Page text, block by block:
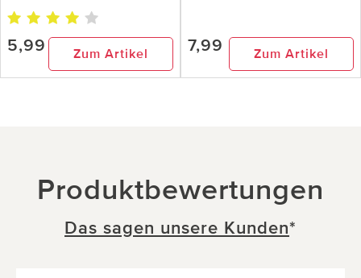
5,99 Zum Artikel 7,99 Zum Artikel
Produktbewertungen
Das sagen unsere Kunden*